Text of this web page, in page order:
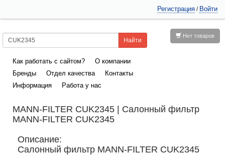
Регистрация / Войти
Нет товаров
Как работать с сайтом?
О компании
Бренды
Отдел качества
Контакты
Информация
Работа у нас
MANN-FILTER CUK2345 | Салонный фильтр
MANN-FILTER CUK2345
Описание:
Салонный фильтр MANN-FILTER CUK2345